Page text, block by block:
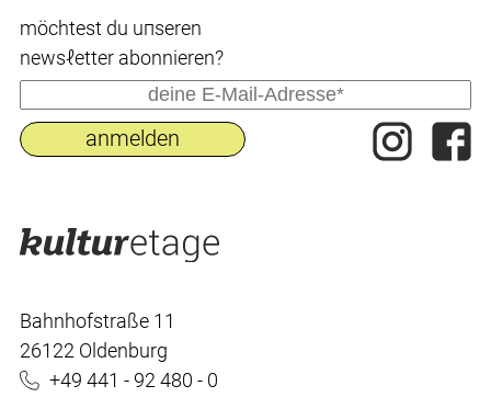
Bahnhofstraße 11
26122 Oldenburg
+49 441 - 92 480 - 0
möchtest du uпseren
newsℓetter abonnieren?